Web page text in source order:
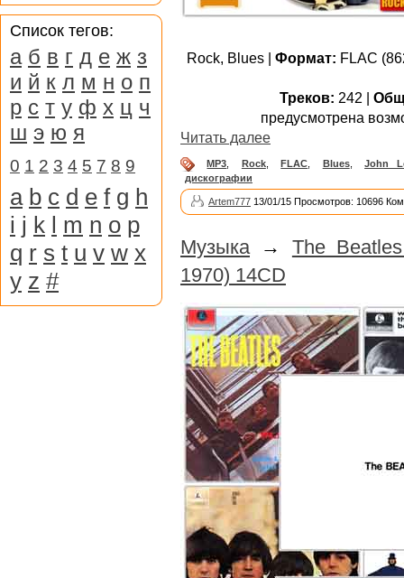
Rock, Blues | Формат: FLAC
Треков: 242 |
предусмотрена
Читать далее
MP3 Rock, FLAC Blues,
John
дискографии
Artem777 13/01/15 Просмотров: 10696
Музыка → The
1970) 14CD
Список тегов:
а б в г д е ж з
и й к л м н о п
р с т у ф х ц ч
ш э ю я
0 1 2 3 4 5 7 8 9
a b c d e f g h
i j k l m n o p
q r s t u v w x
y z #